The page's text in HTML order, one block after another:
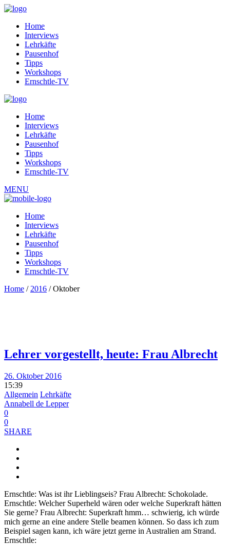
Home
Interviews
Lehrkäfte
Pausenhof
Tipps
Workshops
Ernschtle-TV
Home
Interviews
Lehrkäfte
Pausenhof
Tipps
Workshops
Ernschtle-TV
MENU
Home
Interviews
Lehrkäfte
Pausenhof
Tipps
Workshops
Ernschtle-TV
Home / 2016 /Oktober
Lehrer vorgestellt, heute: Frau Albrecht
26. Oktober 2016
15:39
Allgemein Lehrkäfte
Annabell de Lepper
0
0
SHARE
Ernschtle: Was ist ihr Lieblingseis? Frau Albrecht: Schokolade.
Ernschtle: Welcher Superheld wären oder welche Superkraft hätten
Sie gerne? Frau Albrecht: Superkraft hmm… schwierig, ich würde
mich gerne an eine andere Stelle beamen können. So dass ich zum
Beispiel sagen kann, ich wäre jetzt gerne in Australien am Strand.
Ernschtle: